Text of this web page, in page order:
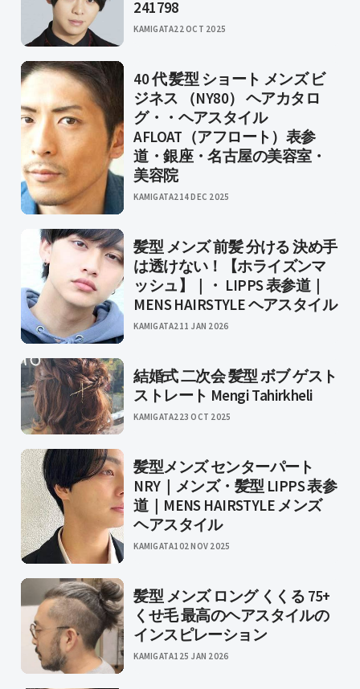
241798
KAMIGATA22 OCT 2025
40 代 髪型 ショート メンズ ビ
ジネス （NY80） ヘアカタロ
グ・・ヘアスタイル
AFLOAT（アフロート）表参
道・銀座・名古屋の美容室・
美容院
KAMIGATA214 DEC 2025
髪型 メンズ 前髪 分ける 決め手
は透けない！【ホライズンマ
ッシュ】｜・ LIPPS 表参道｜
MENS HAIRSTYLE ヘアスタイル
KAMIGATA211 JAN 2026
結婚式 二次会 髪型 ボブ ゲスト
ストレート Mengi Tahirkheli
KAMIGATA223 OCT 2025
髪型メンズ センターパート
NRY｜メンズ・髪型 LIPPS 表参
道｜MENS HAIRSTYLE メンズ
ヘアスタイル
KAMIGATA102 NOV 2025
髪型 メンズ ロング くくる 75+
くせ毛 最高のヘアスタイルの
インスピレーション
KAMIGATA1 25 JAN 2026